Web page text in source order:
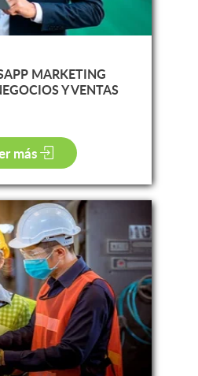
MARKETING
Y VENTAS
más